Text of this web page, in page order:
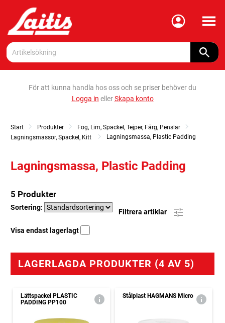
Meny
För att kunna handla hos oss och se priser behöver du
Logga in ellerSkapa konto
Start Produkter
Fog, Lim, Spackel, Tejper, Färg, Penslar
Lagningsmassor, Spackel, Kitt
Lagningsmassa, Plastic Padding
Lagningsmassa, Plastic Padding
5 Produkter
Sortering:
Filtrera artiklar
Visa endast lagerlagt
LAGERLAGDA PRODUKTER (4 AV 5)
Lättspackel PLASTIC
PADDING PP100
Stålplast HAGMANS Micro